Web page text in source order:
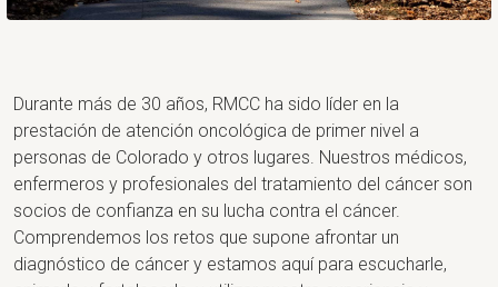
Durante más de 30 años, RMCC ha sido líder en la
prestación de atención oncológica de primer nivel a
personas de Colorado y otros lugares. Nuestros médicos,
enfermeros y profesionales del tratamiento del cáncer son
socios de confianza en su lucha contra el cáncer.
Comprendemos los retos que supone afrontar un
diagnóstico de cáncer y estamos aquí para escucharle,